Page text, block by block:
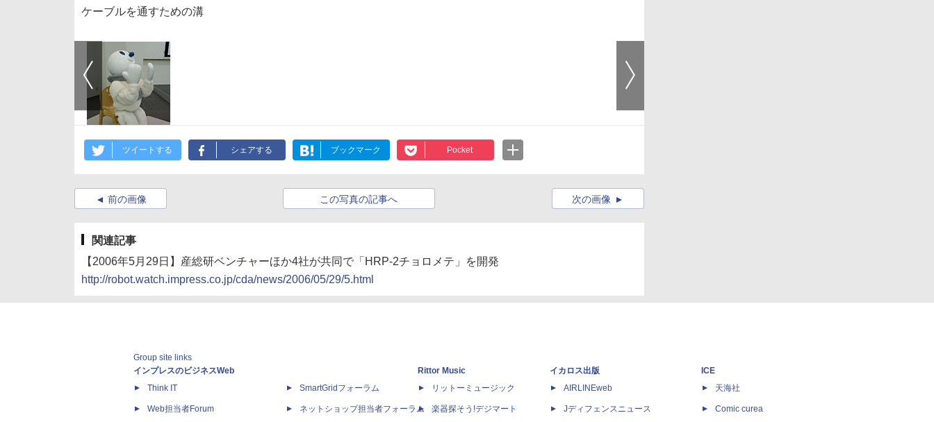
ケーブルを通すための溝
ツイートする シェアする ブックマーク Pocket
前の画像 この写真の記事へ 次の画像
関連記事
【2006年5月29日】産総研ベンチャーほか4社が共同で「HRP-2チョロメテ」を開発
http://robot.watch.impress.co.jp/cda/news/2006/05/29/5.html
Group site links
インプレスのビジネスWeb
Think IT
Web担当者Forum
SmartGridフォーラム
ネットショップ担当者フォーラム
Rittor Music
リットーミュージック
楽器探そう!デジマート
イカロス出版
AIRLINEweb
Jディフェンスニュース
ICE
天海社
Comic curea